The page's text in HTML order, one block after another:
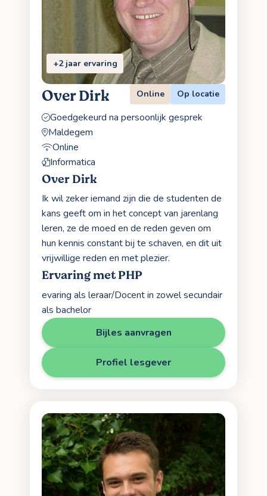
+2 jaar ervaring
Over Dirk Online Op locatie
Goedgekeurd na persoonlijk gesprek
Maldegem
Online
Informatica
Over Dirk
Ik wil zeker iemand zijn die de studenten de
kans geeft om in het concept van jarenlang
leren, ze de moed en de reden geven om
hun kennis constant bij te schaven, en dit uit
vrijwillige reden en met plezier.
Ervaring met PHP
evaring als leraar/Docent in zowel secundair
als bachelor
Bijles aanvragen
Profiel lesgever